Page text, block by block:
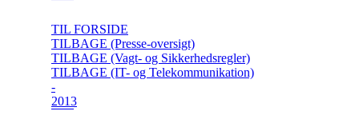
TIL FORSIDE
TILBAGE (Presse-oversigt)
TILBAGE (Vagt- og Sikkerhedsregler)
TILBAGE (IT- og Telekommunikation)
-
2013